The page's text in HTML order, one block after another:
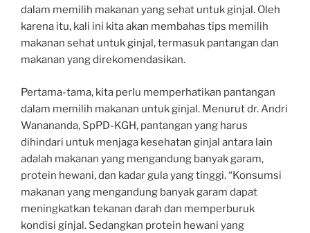
dalam memilih makanan yang sehat untuk ginjal. Oleh
karena itu, kali ini kita akan membahas tips memilih
makanan sehat untuk ginjal, termasuk pantangan dan
makanan yang direkomendasikan.
Pertama-tama, kita perlu memperhatikan pantangan
dalam memilih makanan untuk ginjal. Menurut dr. Andri
Wanananda, SpPD-KGH, pantangan yang harus
dihindari untuk menjaga kesehatan ginjal antara lain
adalah makanan yang mengandung banyak garam,
protein hewani, dan kadar gula yang tinggi. “Konsumsi
makanan yang mengandung banyak garam dapat
meningkatkan tekanan darah dan memperburuk
kondisi ginjal. Sedangkan protein hewani yang